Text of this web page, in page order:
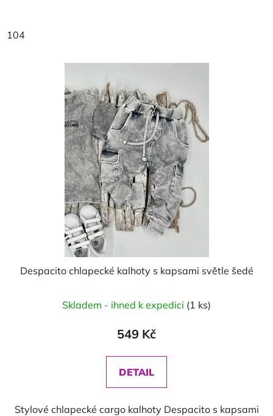
104
Despacito chlapecké kalhoty s kapsami světle šedé
Skladem - ihned k expedici (1 ks)
549 Kč
DETAIL
Stylové chlapecké cargo kalhoty Despacito s kapsami